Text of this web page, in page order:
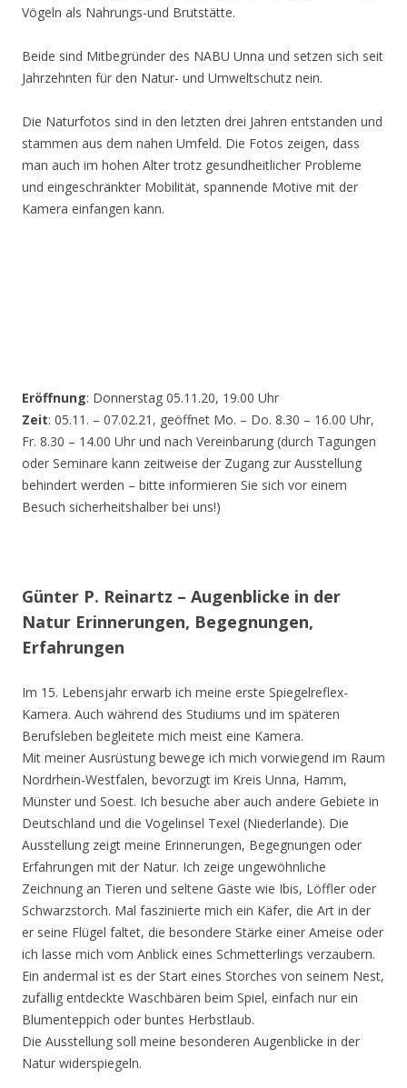
Vögeln als Nahrungs-und Brutstätte.
Beide sind Mitbegründer des NABU Unna und setzen sich seit
Jahrzehnten für den Natur- und Umweltschutz nein.
Die Naturfotos sind in den letzten drei Jahren entstanden und
stammen aus dem nahen Umfeld. Die Fotos zeigen, dass
man auch im hohen Alter trotz gesundheitlicher Probleme
und eingeschränkter Mobilität, spannende Motive mit der
Kamera einfangen kann.
Eröffnung: Donnerstag 05.11.20, 19.00 Uhr
Zeit: 05.11. – 07.02.21, geöffnet Mo. – Do. 8.30 – 16.00 Uhr,
Fr. 8.30 – 14.00 Uhr und nach Vereinbarung (durch Tagungen
oder Seminare kann zeitweise der Zugang zur Ausstellung
behindert werden – bitte informieren Sie sich vor einem
Besuch sicherheitshalber bei uns!)
Günter P. Reinartz – Augenblicke in der
Natur Erinnerungen, Begegnungen,
Erfahrungen
Im 15. Lebensjahr erwarb ich meine erste Spiegelreflex-
Kamera. Auch während des Studiums und im späteren
Berufsleben begleitete mich meist eine Kamera.
Mit meiner Ausrüstung bewege ich mich vorwiegend im Raum
Nordrhein-Westfalen, bevorzugt im Kreis Unna, Hamm,
Münster und Soest. Ich besuche aber auch andere Gebiete in
Deutschland und die Vogelinsel Texel (Niederlande). Die
Ausstellung zeigt meine Erinnerungen, Begegnungen oder
Erfahrungen mit der Natur. Ich zeige ungewöhnliche
Zeichnung an Tieren und seltene Gäste wie Ibis, Löffler oder
Schwarzstorch. Mal faszinierte mich ein Käfer, die Art in der
er seine Flügel faltet, die besondere Stärke einer Ameise oder
ich lasse mich vom Anblick eines Schmetterlings verzaubern.
Ein andermal ist es der Start eines Storches von seinem Nest,
zufällig entdeckte Waschbären beim Spiel, einfach nur ein
Blumenteppich oder buntes Herbstlaub.
Die Ausstellung soll meine besonderen Augenblicke in der
Natur widerspiegeln.